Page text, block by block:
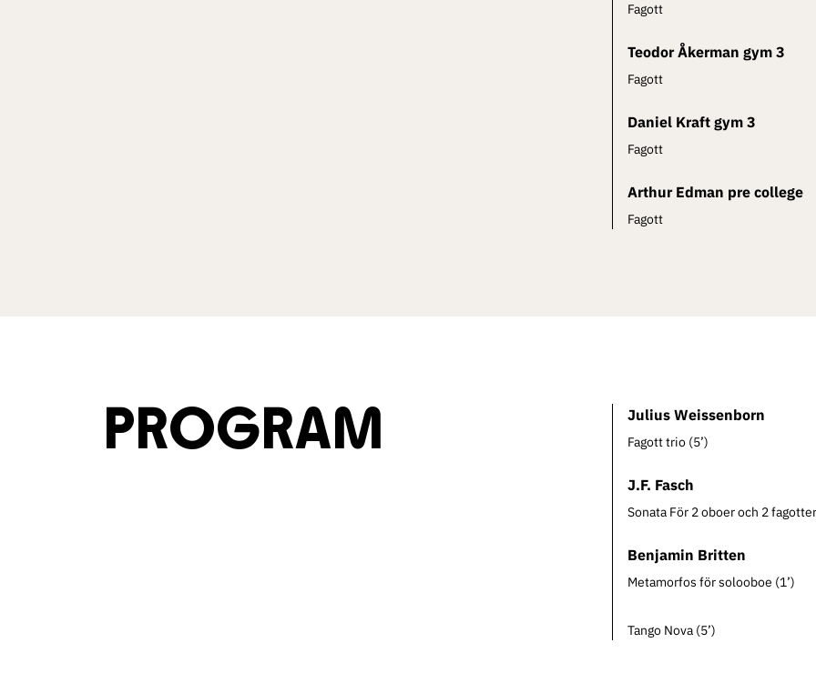
Fagott
Teodor Åkerman gym 3
Fagott
Daniel Kraft gym 3
Fagott
Arthur Edman pre college
Fagott
PROGRAM Julius Weissenborn
Fagott trio (5’)
J.F. Fasch
Sonata För 2 oboer och 2
Benjamin Britten
Metamorfos för solooboe (1’)
Tango Nova (5’)